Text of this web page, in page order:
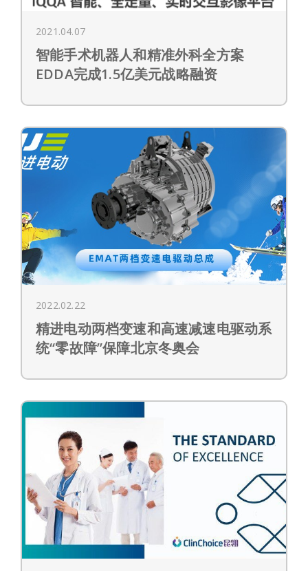
2021.04.07
智能手术机器人和精准外科全方案
EDDA完成1.5亿美元战略融资
2022.02.22
精进电动两档变速和高速减速电驱动系
统“零故障”保障北京冬奥会